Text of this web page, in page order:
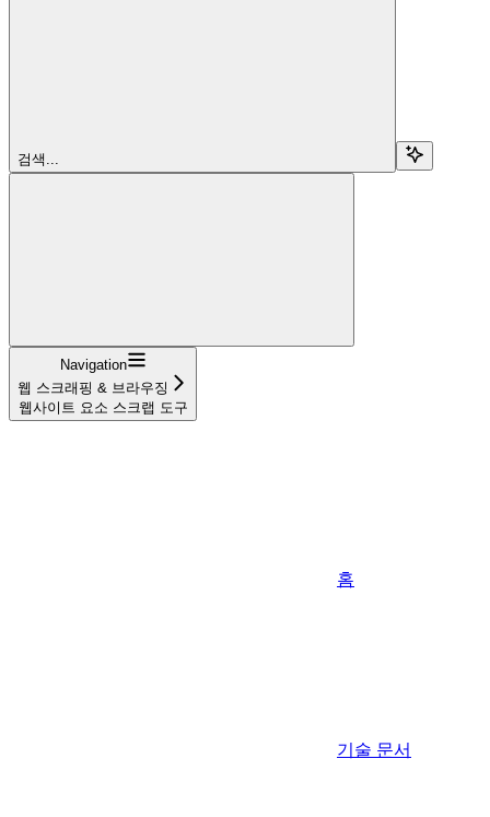
검색...
Navigation
웹 스크래핑 & 브라우징
웹사이트 요소 스크랩 도구
홈
기술 문서